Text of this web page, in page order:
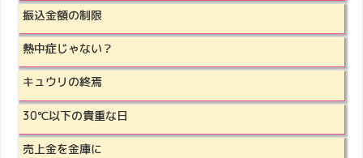
振込金額の制限
熱中症じゃない？
キュウリの終焉
30℃以下の貴重な日
売上金を金庫に